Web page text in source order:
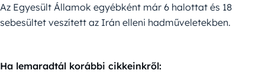
Az Egyesült Államok egyébként már 6 halottat és 18
sebesültet veszített az Irán elleni hadműveletekben.
Ha lemaradtál korábbi cikkeinkről: